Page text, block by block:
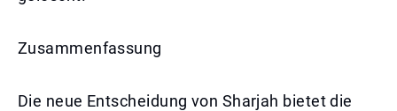
Zusammenfassung
Die neue Entscheidung von Sharjah bietet die